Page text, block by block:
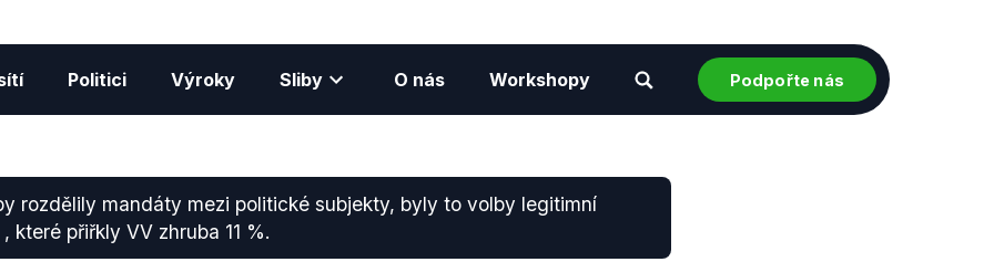
Politici Výroky Sliby O nás Workshopy Podpořte nás
rozdělily mandáty mezi politické subjekty, byly to volby legitimní
které přiřkly VV zhruba 11 %.